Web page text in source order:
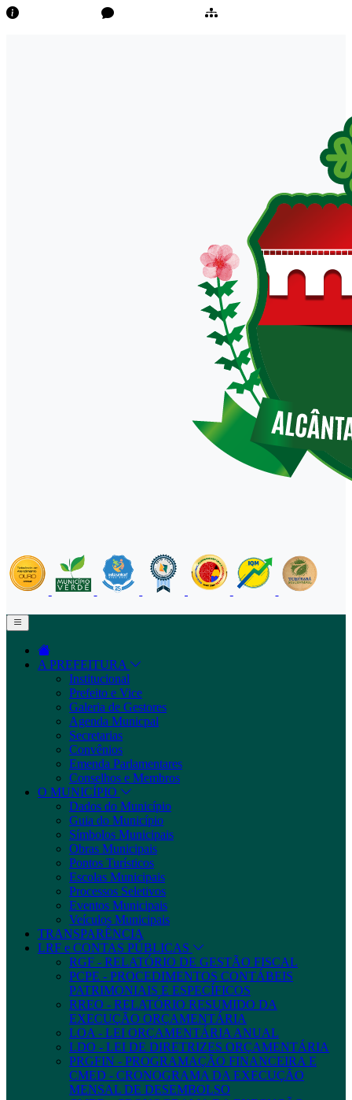
A PREFEITURA
Institucional
Prefeito e Vice
Galeria de Gestores
Agenda Municpal
Secretarias
Convênios
Emenda Parlamentares
Conselhos e Membros
O MUNICÍPIO
Dados do Município
Guia do Município
Símbolos Municipais
Obras Municipais
Pontos Turísticos
Escolas Municipais
Processos Seletivos
Eventos Municipais
Veículos Municipais
TRANSPARÊNCIA
LRF e CONTAS PÚBLICAS
RGF - RELATÓRIO DE GESTÃO FISCAL
PCPE - PROCEDIMENTOS CONTÁBEIS
PATRIMONIAIS E ESPECÍFICOS
RREO - RELATÓRIO RESUMIDO DA
EXECUÇÃO ORÇAMENTÁRIA
LOA - LEI ORÇAMENTÁRIA ANUAL
LDO - LEI DE DIRETRIZES ORÇAMENTÁRIA
PRGFIN - PROGRAMAÇÃO FINANCEIRA E
CMED - CRONOGRAMA DA EXECUÇÃO
MENSAL DE DESEMBOLSO